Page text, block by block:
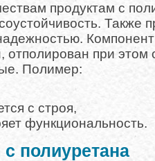
продуктам с
Также
отполирован при этом
Полимер:
с строя,
функциональность.
полиуретана